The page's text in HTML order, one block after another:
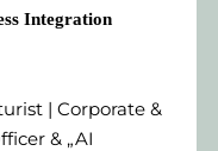
Integration
| Corporate &
& „AI